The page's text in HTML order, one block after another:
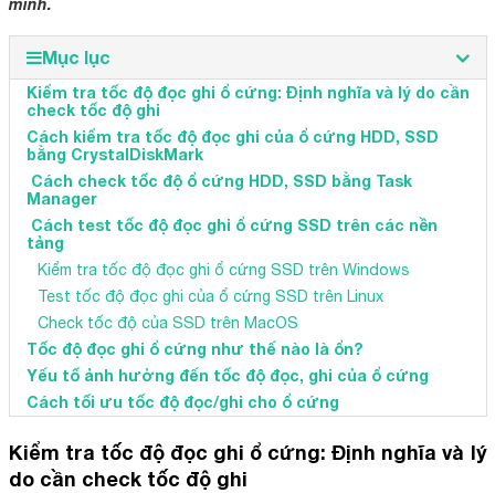
mình.
Mục lục
Kiểm tra tốc độ đọc ghi ổ cứng: Định nghĩa và lý do cần
check tốc độ ghi
Cách kiểm tra tốc độ đọc ghi của ổ cứng HDD, SSD
bằng CrystalDiskMark
Cách check tốc độ ổ cứng HDD, SSD bằng Task
Manager
Cách test tốc độ đọc ghi ổ cứng SSD trên các nền
tảng
Kiểm tra tốc độ đọc ghi ổ cứng SSD trên Windows
Test tốc độ đọc ghi của ổ cứng SSD trên Linux
Check tốc độ của SSD trên MacOS
Tốc độ đọc ghi ổ cứng như thế nào là ổn?
Yếu tố ảnh hưởng đến tốc độ đọc, ghi của ổ cứng
Cách tối ưu tốc độ đọc/ghi cho ổ cứng
Kiểm tra tốc độ đọc ghi ổ cứng: Định nghĩa và lý
do cần check tốc độ ghi